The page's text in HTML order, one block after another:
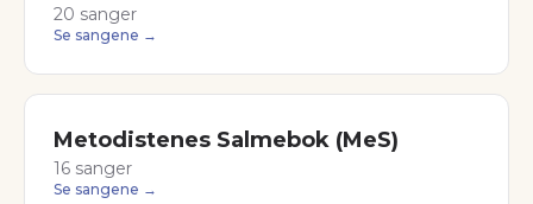
20 sanger
Se sangene →
Metodistenes Salmebok (MeS)
16 sanger
Se sangene →